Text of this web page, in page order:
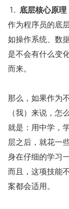
底层核心原理
作为程序员的底
如操作系统、数
是不会有什么变
而来。
那么，如果作为
（我）来说，
就是：用中学，
层之后，就花一
身在仔细的学习
而且，这项技能
案都会适用。